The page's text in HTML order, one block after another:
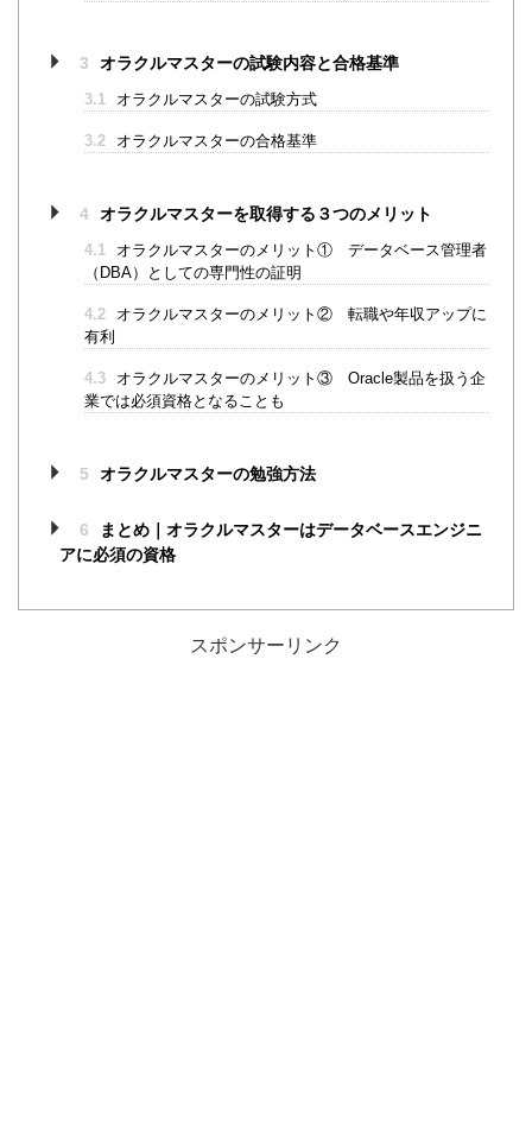
3 オラクルマスターの試験内容と合格基準
3.1 オラクルマスターの試験方式
3.2 オラクルマスターの合格基準
4 オラクルマスターを取得する３つのメリット
4.1
オラクルマスターのメリット① データベース管理者
（DBA）としての専門性の証明
4.2
オラクルマスターのメリット② 転職や年収アップに
有利
4.3
オラクルマスターのメリット③ Oracle製品を扱う企
業では必須資格となることも
5 オラクルマスターの勉強方法
6
まとめ｜オラクルマスターはデータベースエンジニ
アに必須の資格
スポンサーリンク